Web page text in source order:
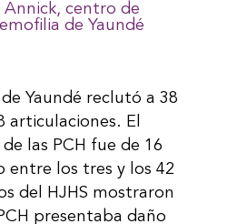
centro de
de Yaundé
Yaundé reclutó a 38
articulaciones. El
las PCH fue de 16
entre los tres y los 42
del HJHS mostraron
presentaba daño